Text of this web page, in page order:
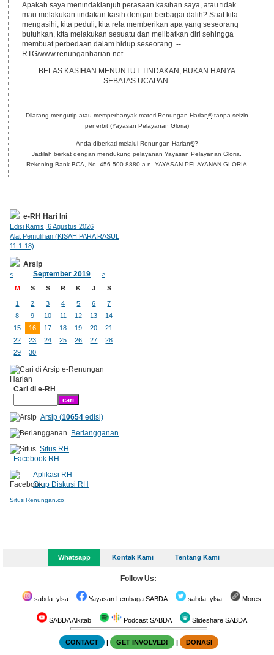
Apakah saya menindaklanjuti perasaan kasihan saya, atau tidak
mau melakukan tindakan kasih dengan berbagai dalih? Saat kita
mengasihi, kita peduli, kita rela memberikan apa yang seseorang
butuhkan, kita melakukan sesuatu dan melibatkan diri sehingga
membuat perbedaan dalam hidup seseorang. --
RTG/www.renunganharian.net
BELAS KASIHAN MENUNTUT TINDAKAN, BUKAN HANYA
SEBATAS UCAPAN.
Dilarang mengutip atau memperbanyak materi Renungan Harian®tanpa seizin
penerbit (Yayasan Pelayanan Gloria)
Anda diberkati melalui Renungan Harian®?
Jadilah berkat dengan mendukung pelayanan Yayasan Pelayanan Gloria.
Rekening Bank BCA, No. 456 500 8880 a.n. YAYASAN PELAYANAN GLORIA
e-RH Hari Ini
Edisi Kamis, 6 Agustus 2026
Alat Pemulihan (KISAH PARA RASUL
11:1-18)
Arsip
< September 2019
>
M
S S R K J S
1 2 3 4 5 6
7
8
9 10 11 12 13
14
15
16 17 18 19 20
21
22
23 24 25 26 27
28
29
30
Cari di e-RH
Arsip (10654edisi)
Berlangganan
Situs RH
Facebook RH
Aplikasi RH
Grup Diskusi RH
Situs Renungan.co
Whatsapp Kontak Kami Tentang Kami
Follow Us:
sabda_ylsa Yayasan Lembaga SABDA sabda_ylsa Mores
SABDA Alkitab Podcast SABDA Slideshare SABDA
CONTACT | GET INVOLVED! | DONASI